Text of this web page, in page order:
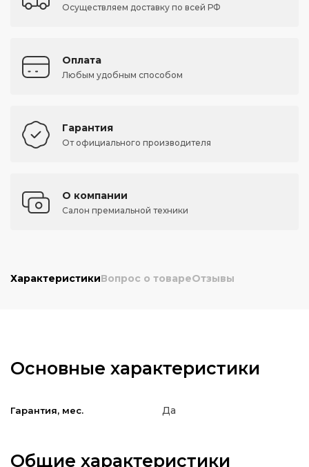
Осуществляем доставку по всей РФ
Оплата
Любым удобным способом
Гарантия
От официального производителя
О компании
Салон премиальной техники
ХарактеристикиВопрос о товареОтзывы
Основные характеристики
Гарантия, мес. Да
Общие характеристики